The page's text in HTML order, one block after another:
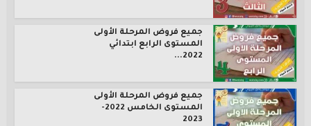
جميع فروض المرحلة الأولى
المستوى الرابع ابتدائي
2022...
جميع فروض المرحلة الأولى
المستوى الخامس 2022-
2023